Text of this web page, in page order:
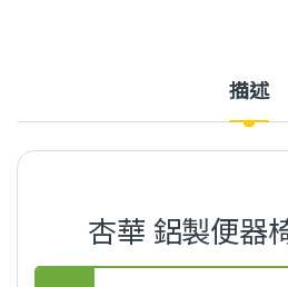
描述
杏華 鋁製便器